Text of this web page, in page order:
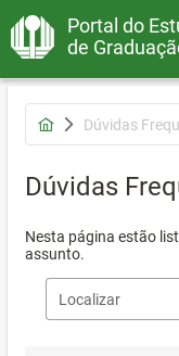
Portal do
de
Dúvidas
Dúvidas
Nesta página estão
assunto.